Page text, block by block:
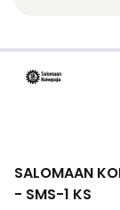
SALOMAAN
- SMS-1 KS